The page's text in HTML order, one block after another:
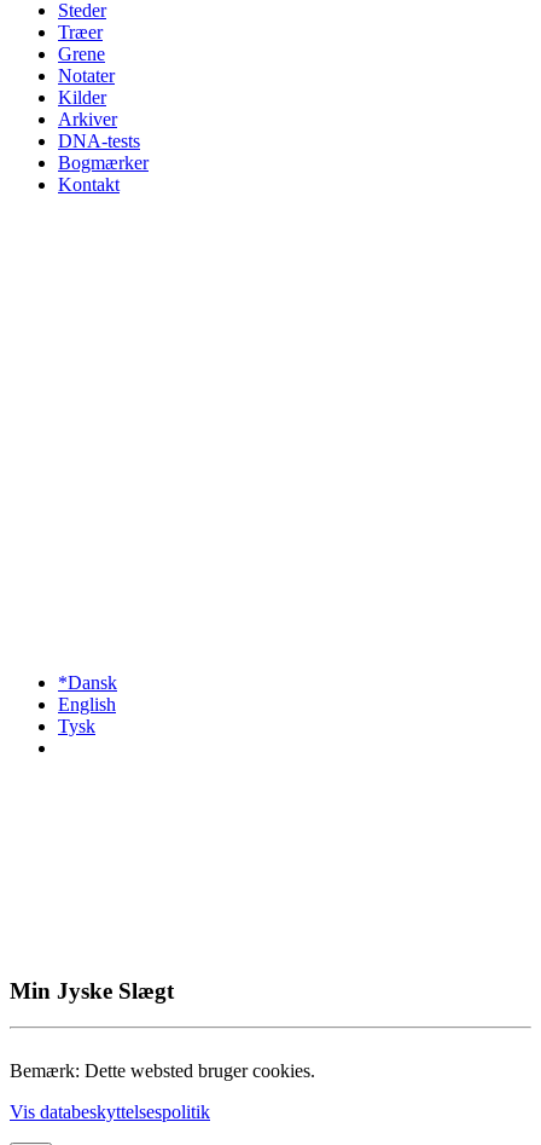
Steder
Træer
Grene
Notater
Kilder
Arkiver
DNA-tests
Bogmærker
Kontakt
*Dansk
English
Tysk
Min Jyske Slægt
Bemærk: Dette websted bruger cookies.
Vis databeskyttelsespolitik